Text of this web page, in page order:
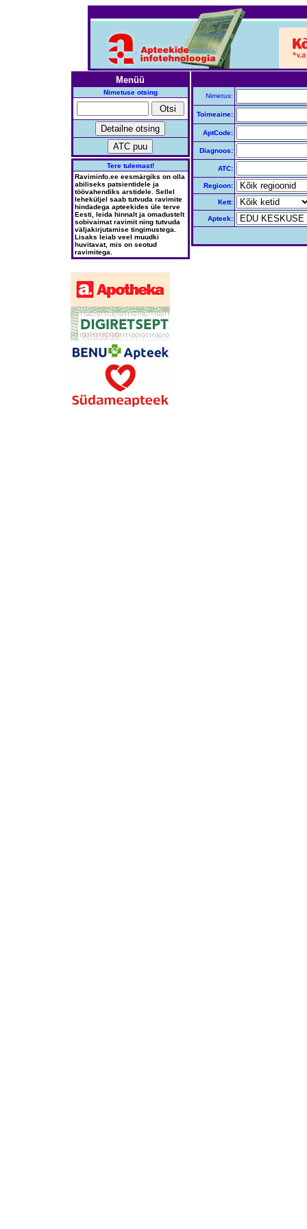
Menüü
Nimetuse otsing
Tere tulemast!
Raviminfo.ee eesmärgiks on olla
abiliseks patsientidele ja
töövahendiks arstidele. Sellel
leheküljel saab tutvuda ravimite
hindadega apteekides üle terve
Eesti, leida hinnalt ja omadustelt
sobivaimat ravimit ning tutvuda
väljakirjutamise tingimustega.
Lisaks leiab veel muudki
huvitavat, mis on seotud
ravimitega.
Nimetus:
Toimeaine:
AptCode:
Diagnoos:
ATC:
Regioon:
Kett:
Apteek: